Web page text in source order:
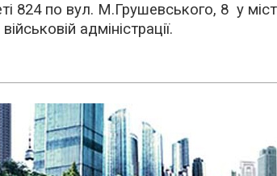
824 по вул. М.Грушевського, 8 у
адміністрації.